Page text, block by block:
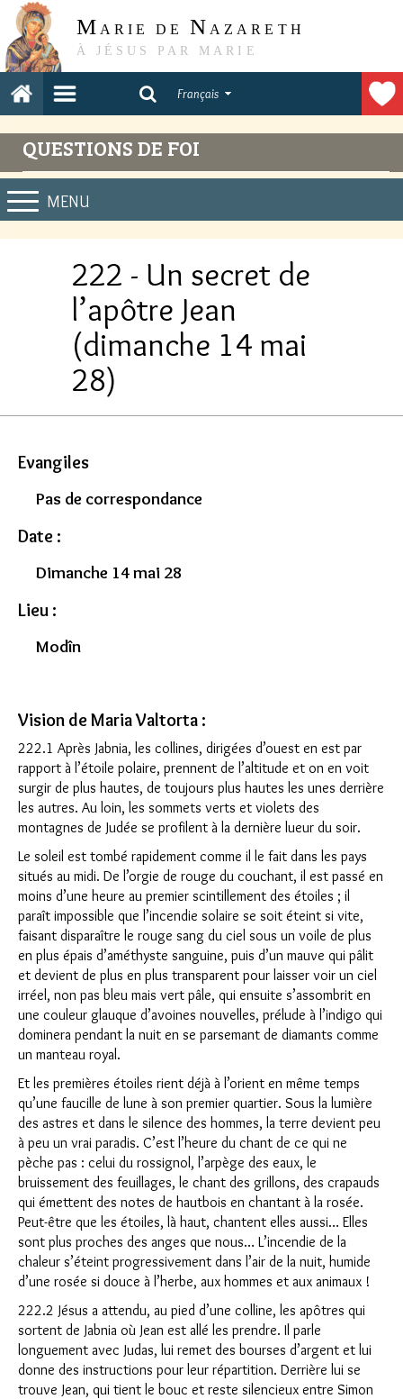
M ARIE DE N AZARETH
À JÉSUS PAR MARIE
Français
QUESTIONS DE FOI
MENU
222 - Un secret de
l’apôtre Jean
(dimanche 14 mai
28)
Evangiles
Pas de correspondance
Date :
Dimanche 14 mai 28
Lieu :
Modîn
Vision de Maria Valtorta :
222.1 Après Jabnia, les collines, dirigées d’ouest en est par
rapport à l’étoile polaire, prennent de l’altitude et on en voit
surgir de plus hautes, de toujours plus hautes les unes derrière
les autres. Au loin, les sommets verts et violets des
montagnes de Judée se profilent à la dernière lueur du soir.
Le soleil est tombé rapidement comme il le fait dans les pays
situés au midi. De l’orgie de rouge du couchant, il est passé en
moins d’une heure au premier scintillement des étoiles ; il
paraît impossible que l’incendie solaire se soit éteint si vite,
faisant disparaître le rouge sang du ciel sous un voile de plus
en plus épais d’améthyste sanguine, puis d’un mauve qui pâlit
et devient de plus en plus transparent pour laisser voir un ciel
irréel, non pas bleu mais vert pâle, qui ensuite s’assombrit en
une couleur glauque d’a­voines nouvelles, prélude à l’indigo qui
dominera pendant la nuit en se parsemant de diamants comme
un manteau royal.
Et les premières étoiles rient déjà à l’orient en même temps
qu’une faucille de lune à son premier quartier. Sous la lumière
des astres et dans le silence des hommes, la terre devient peu
à peu un vrai paradis. C’est l’heure du chant de ce qui ne
pèche pas : celui du rossignol, l’arpège des eaux, le
bruissement des feuillages, le chant des grillons, des crapauds
qui émettent des notes de hautbois en chantant à la rosée.
Peut-être que les étoiles, là haut, chantent elles aussi… Elles
sont plus proches des anges que nous… L’incendie de la
chaleur s’éteint progressivement dans l’air de la nuit, humide
d’une rosée si douce à l’herbe, aux hommes et aux animaux !
222.2 Jésus a attendu, au pied d’une colline, les apôtres qui
sortent de Jabnia où Jean est allé les prendre. Il parle
longuement avec Judas, lui remet des bourses d’argent et lui
donne des instructions pour leur répartition. Derrière lui se
trouve Jean, qui tient le bouc et reste silencieux entre Simon